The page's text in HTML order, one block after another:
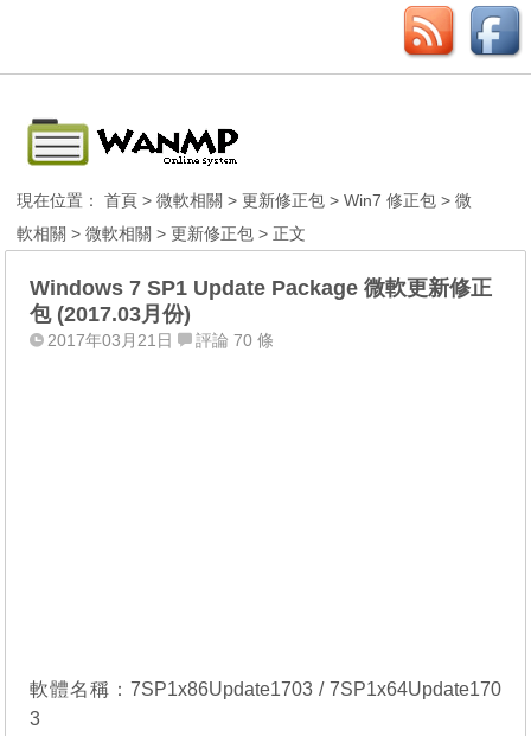
現在位置：首頁 >微軟相關 >更新修正包 >Win7 修正包 >微
軟相關 >微軟相關 >更新修正包 > 正文
Windows 7 SP1 Update Package 微軟更新修正
包 (2017.03月份)
2017年03月21日 評論 70 條
軟體名稱：7SP1x86Update1703 / 7SP1x64Update170
3